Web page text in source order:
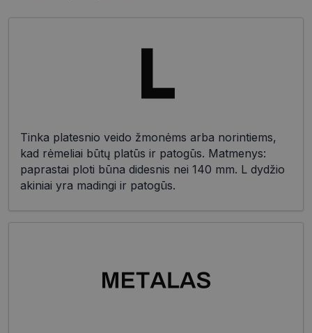
Tinka platesnio veido žmonėms arba norintiems,
kad rėmeliai būtų platūs ir patogūs. Matmenys:
paprastai ploti būna didesnis nei 140 mm. L dydžio
akiniai yra madingi ir patogūs.